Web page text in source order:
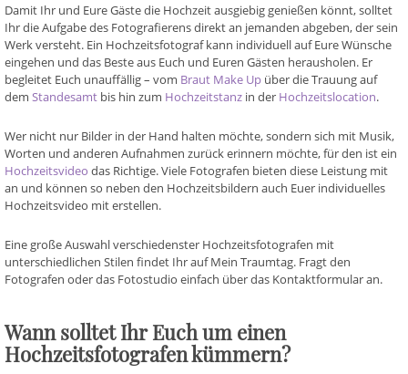
Damit Ihr und Eure Gäste die Hochzeit ausgiebig genießen könnt, solltet
Ihr die Aufgabe des Fotografierens direkt an jemanden abgeben, der sein
Werk versteht. Ein Hochzeitsfotograf kann individuell auf Eure Wünsche
eingehen und das Beste aus Euch und Euren Gästen herausholen. Er
begleitet Euch unauffällig – vom Braut Make Up über die Trauung auf
dem Standesamt bis hin zum Hochzeitstanz in der Hochzeitslocation.
Wer nicht nur Bilder in der Hand halten möchte, sondern sich mit Musik,
Worten und anderen Aufnahmen zurück erinnern möchte, für den ist ein
Hochzeitsvideo das Richtige. Viele Fotografen bieten diese Leistung mit
an und können so neben den Hochzeitsbildern auch Euer individuelles
Hochzeitsvideo mit erstellen.
Eine große Auswahl verschiedenster Hochzeitsfotografen mit
unterschiedlichen Stilen findet Ihr auf Mein Traumtag. Fragt den
Fotografen oder das Fotostudio einfach über das Kontaktformular an.
Wann solltet Ihr Euch um einen
Hochzeitsfotografen kümmern?